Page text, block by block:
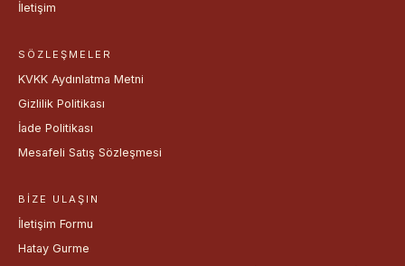
İletişim
SÖZLEŞMELER
KVKK Aydınlatma Metni
Gizlilik Politikası
İade Politikası
Mesafeli Satış Sözleşmesi
BIZE ULAŞIN
İletişim Formu
Hatay Gurme